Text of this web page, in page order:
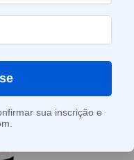
sua inscrição e